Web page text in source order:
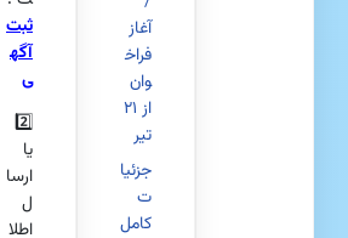
آغاز
فراخ
وان
از ۲۱
تیر
جزئیا
ت
کامل
ثبت
آگه
ی
2️⃣
یا
ارسا
ل
اطلا